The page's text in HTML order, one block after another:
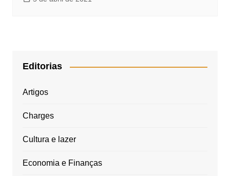
Editorias
Artigos
Charges
Cultura e lazer
Economia e Finanças